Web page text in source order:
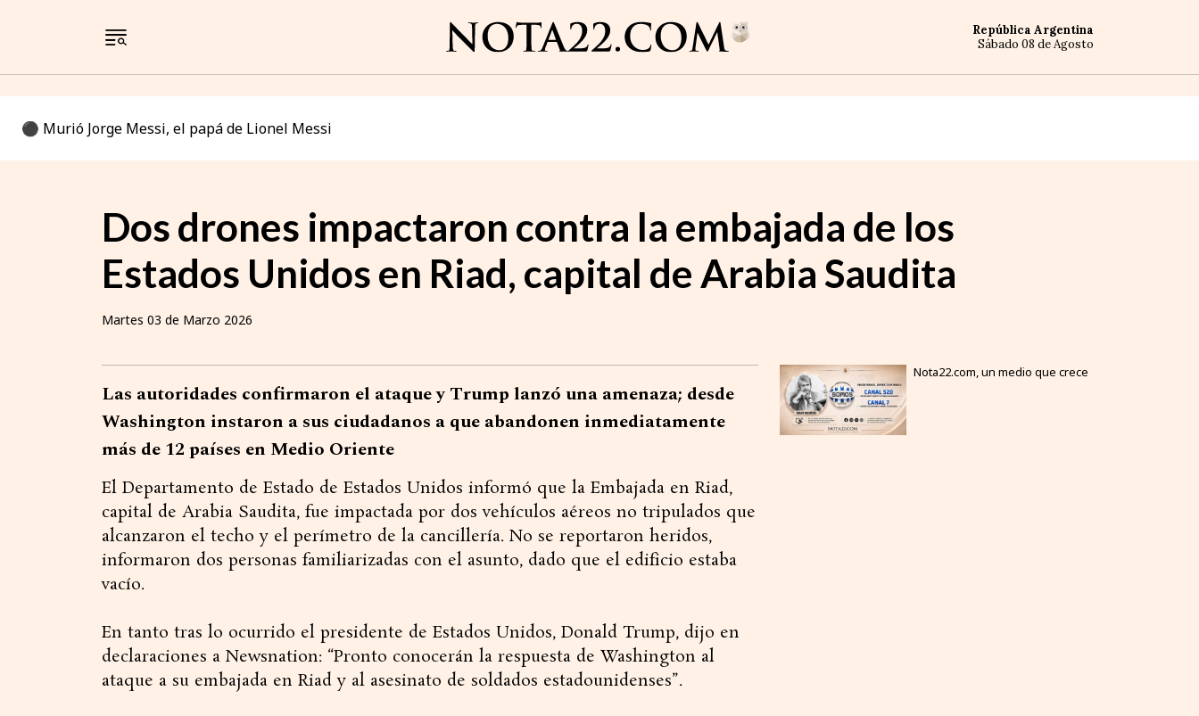
República Argentina
Sábado 08 de Agosto
⚫️ Murió Jorge Messi, el papá de Lionel Messi
Dos drones impactaron contra la embajada de los
Estados Unidos en Riad, capital de Arabia Saudita
Martes 03 de Marzo 2026
Las autoridades confirmaron el ataque y Trump lanzó una amenaza; desde
Washington instaron a sus ciudadanos a que abandonen inmediatamente
más de 12 países en Medio Oriente
El Departamento de Estado de Estados Unidos informó que la Embajada en Riad,
capital de Arabia Saudita, fue impactada por dos vehículos aéreos no tripulados que
alcanzaron el techo y el perímetro de la cancillería. No se reportaron heridos,
informaron dos personas familiarizadas con el asunto, dado que el edificio estaba
vacío.
En tanto tras lo ocurrido el presidente de Estados Unidos, Donald Trump, dijo en
declaraciones a Newsnation: “Pronto conocerán la respuesta de Washington al
ataque a su embajada en Riad y al asesinato de soldados estadounidenses”.
Nota22.com, un medio que crece